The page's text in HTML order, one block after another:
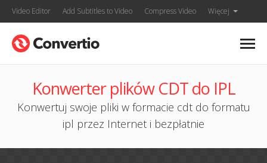
Video Editor Add Subtitles to Video Compress Video Więcej
Konwerter plików CDT do IPL
Konwertuj swoje pliki w formacie cdt do formatu
ipl przez Internet i bezpłatnie